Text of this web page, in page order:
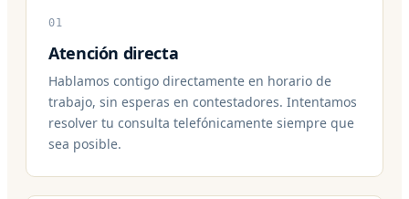
01
Atención directa
Hablamos contigo directamente en horario de
trabajo, sin esperas en contestadores. Intentamos
resolver tu consulta telefónicamente siempre que
sea posible.